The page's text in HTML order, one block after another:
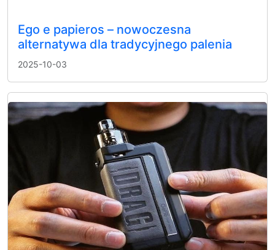
Ego e papieros – nowoczesna
alternatywa dla tradycyjnego palenia
2025-10-03